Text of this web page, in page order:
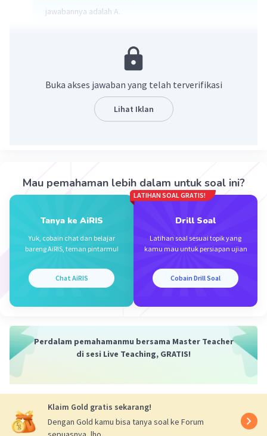
jawabannya adalah A.
terpengaruh oleh krisis finansial Asia sepanjang 1997 -
1999. Mahasiswa pun melakukan aksi demonstrasi
besar-besaran ke gedung DPR/MPR, termasuk
mahasiswa Universitas Trisakti.
Beri Rating· 0) Balas
Buka akses jawaban yang telah terverifikasi
Lihat Iklan
Mau pemahaman lebih dalam untuk soal ini?
Tanya ke AiRIS
Yuk, cobain chat dan belajar
bareng AiRIS, teman pintarmu!
Chat AiRIS
LATIHAN SOAL GRATIS!
Drill Soal
Latihan soal sesuai topik yang
kamu mau untuk persiapan ujian
Cobain Drill Soal
Perdalam pemahamanmu bersama Master Teacher
di sesi Live Teaching, GRATIS!
Klaim Gold gratis sekarang!
Dengan Gold kamu bisa tanya soal ke Forum